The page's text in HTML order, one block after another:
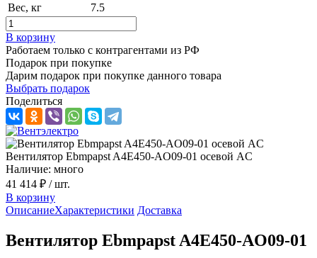
Вес, кг
7.5
В корзину
Работаем только с контрагентами из РФ
Подарок при покупке
Дарим подарок при покупке данного товара
Выбрать подарок
Поделиться
Вентилятор Ebmpapst A4E450-AO09-01 осевой AC
Наличие: много
41 414 ₽ / шт.
В корзину
ОписаниеХарактеристики Доставка
Вентилятор Ebmpapst A4E450-AO09-01